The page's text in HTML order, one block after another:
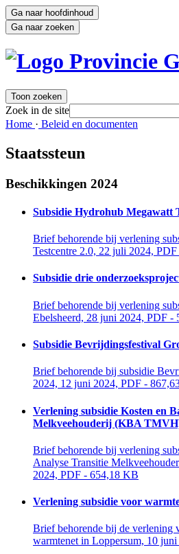
Ga naar hoofdinhoud
Ga naar zoeken
Toon zoeken
Zoek in de site
Home · Beleid en documenten
Staatssteun
Beschikkingen 2024
Subsidie Hydrohub Megawatt
Brief behorende bij verlening
Testcentre 2.0, 22 juli 2024,
Subsidie drie
Brief behorende bij verlening
Ebelsheerd, 28 juni 2024, PDF -
Subsidie Bevrijdingsfestival
Brief behorende bij subsidie
2024, 12 juni 2024, PDF -
Verlening subsidie Kosten en
Melkveehouderij (KBA
Brief behorende bij verlening
Analyse Transitie
2024, PDF - 654,18 KB
Verlening subsidie voor
Brief behorende bij de verlening
warmtenet in Loppersum, 10